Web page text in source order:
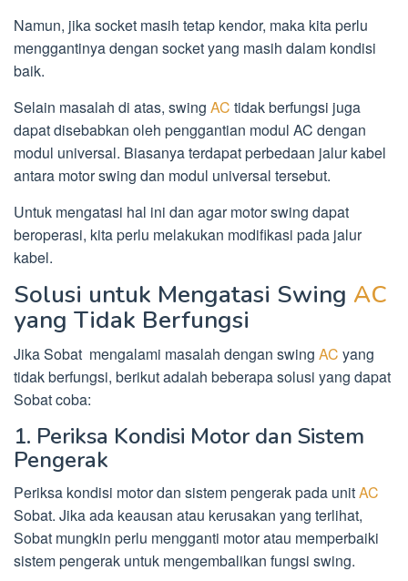
Namun, jika socket masih tetap kendor, maka kita perlu
menggantinya dengan socket yang masih dalam kondisi
baik.
Selain masalah di atas, swing AC tidak berfungsi juga
dapat disebabkan oleh penggantian modul AC dengan
modul universal. Biasanya terdapat perbedaan jalur kabel
antara motor swing dan modul universal tersebut.
Untuk mengatasi hal ini dan agar motor swing dapat
beroperasi, kita perlu melakukan modifikasi pada jalur
kabel.
Solusi untuk Mengatasi Swing AC
yang Tidak Berfungsi
Jika Sobat mengalami masalah dengan swing AC yang
tidak berfungsi, berikut adalah beberapa solusi yang dapat
Sobat coba:
1. Periksa Kondisi Motor dan Sistem
Pengerak
Periksa kondisi motor dan sistem pengerak pada unitAC
Sobat. Jika ada keausan atau kerusakan yang terlihat,
Sobat mungkin perlu mengganti motor atau memperbaiki
sistem pengerak untuk mengembalikan fungsi swing.